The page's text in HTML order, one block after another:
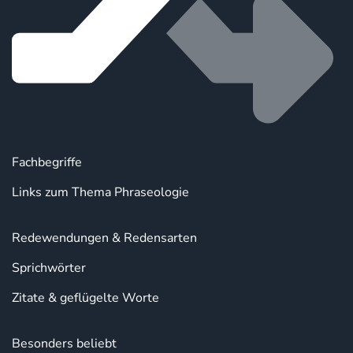
Fachbegriffe
Links zum Thema Phraseologie
Redewendungen & Redensarten
Sprichwörter
Zitate & geflügelte Worte
Besonders beliebt